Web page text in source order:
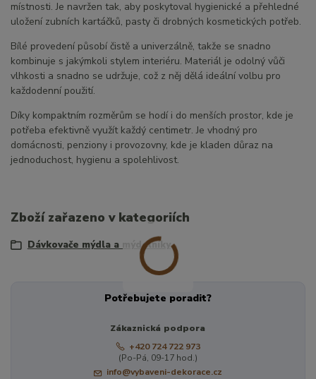
místnosti. Je navržen tak, aby poskytoval hygienické a přehledné
uložení zubních kartáčků, pasty či drobných kosmetických potřeb.
Bílé provedení působí čistě a univerzálně, takže se snadno
kombinuje s jakýmkoli stylem interiéru. Materiál je odolný vůči
vlhkosti a snadno se udržuje, což z něj dělá ideální volbu pro
každodenní použití.
Díky kompaktním rozměrům se hodí i do menších prostor, kde je
potřeba efektivně využít každý centimetr. Je vhodný pro
domácnosti, penziony i provozovny, kde je kladen důraz na
jednoduchost, hygienu a spolehlivost.
Zboží zařazeno v kategoriích
Dávkovače mýdla a mýdelníky
Potřebujete poradit?
Zákaznická podpora
+420 724 722 973
(Po-Pá, 09-17 hod.)
info@vybaveni-dekorace.cz